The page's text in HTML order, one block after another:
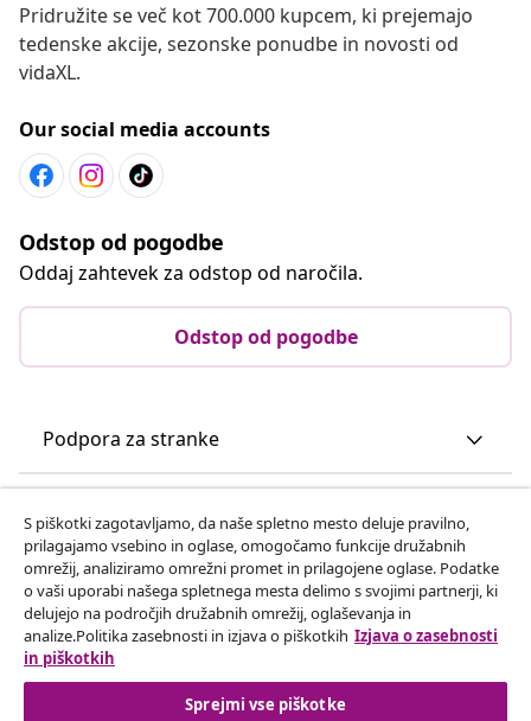
Pridružite se več kot 700.000 kupcem, ki prejemajo
tedenske akcije, sezonske ponudbe in novosti od
vidaXL.
Our social media accounts
Odstop od pogodbe
Oddaj zahtevek za odstop od naročila.
Odstop od pogodbe
Podpora za stranke
vidaXL
Odkrijte več
S piškotki zagotavljamo, da naše spletno mesto deluje pravilno,
prilagajamo vsebino in oglase, omogočamo funkcije družabnih
omrežij, analiziramo omrežni promet in prilagojene oglase. Podatke
o vaši uporabi našega spletnega mesta delimo s svojimi partnerji, ki
delujejo na področjih družabnih omrežij, oglaševanja in
analize.Politika zasebnosti in izjava o piškotkih Izjava o zasebnosti
in piškotkih
Sprejmi vse piškotke